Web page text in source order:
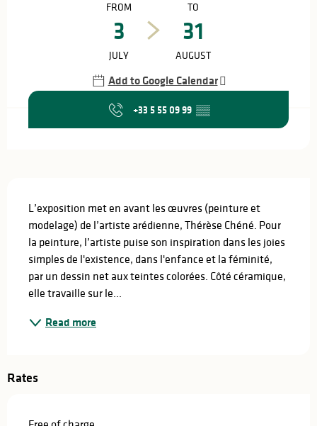
FROM
3
JULY
TO
31
AUGUST
Add to Google Calendar
+33 5 55 09 99 ▒▒
L’exposition met en avant les œuvres (peinture et
modelage) de l’artiste arédienne, Thérèse Chéné. Pour
la peinture, l’artiste puise son inspiration dans les joies
simples de l'existence, dans l'enfance et la féminité,
par un dessin net aux teintes colorées. Côté céramique,
elle travaille sur le...
Read more
Rates